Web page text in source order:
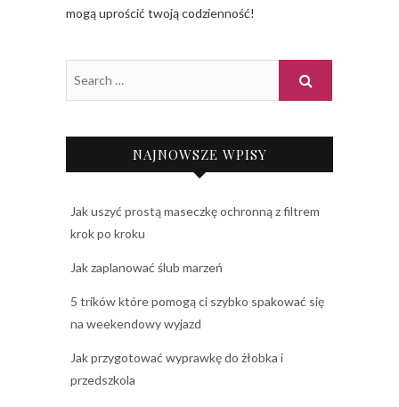
mogą uprościć twoją codzienność!
NAJNOWSZE WPISY
Jak uszyć prostą maseczkę ochronną z filtrem
krok po kroku
Jak zaplanować ślub marzeń
5 trików które pomogą ci szybko spakować się
na weekendowy wyjazd
Jak przygotować wyprawkę do żłobka i
przedszkola